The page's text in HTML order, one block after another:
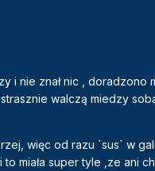
i nie znał nic , doradzono
walczą miedzy
więc od razu `sus` w
miała super tyle ,ze ani